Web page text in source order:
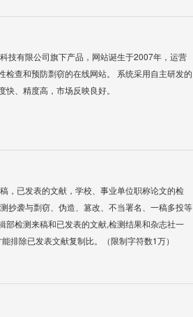
技有限公司旗下产品，网站诞生于2007年，运营
检查和预防剽窃的在线网站。 系统采用自主研发的
、精度高，市场反映良好。
，已发表的文献，学校、事业单位职称论文的检
抄袭与剽窃、伪造、篡改、不当署名、一稿多投等
部检测来稿和已发表的文献,检测结果和杂志社一
排除已发表文献复制比。（限制字符数1万）